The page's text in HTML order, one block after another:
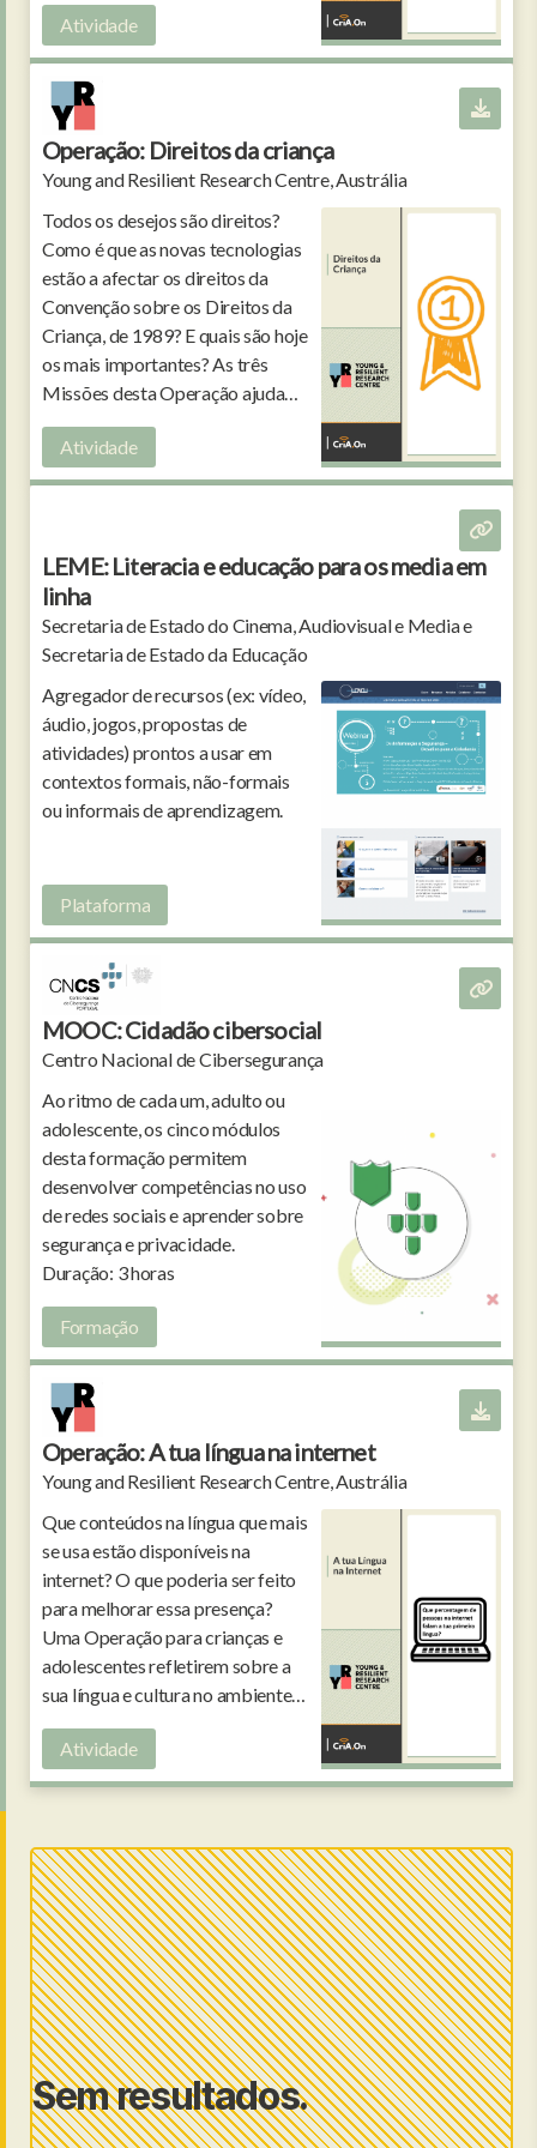
no topo? E quem fica de fora?
Atividade
Operação: Direitos da criança
Young and Resilient Research Centre, Austrália
Todos os desejos são direitos?
Como é que as novas tecnologias
estão a afectar os direitos da
Convenção sobre os Direitos da
Criança, de 1989? E quais são hoje
os mais importantes? As três
Missões desta Operação ajudam
crianças no ambiente digital.
Atividade
LEME: Literacia e educação para os media em
linha
Secretaria de Estado do Cinema, Audiovisual e Media e
Secretaria de Estado da Educação
Agregador de recursos (ex: vídeo,
áudio, jogos, propostas de
atividades) prontos a usar em
contextos formais, não-formais
ou informais de aprendizagem.
Plataforma
MOOC: Cidadão cibersocial
Centro Nacional de Cibersegurança
Ao ritmo de cada um, adulto ou
adolescente, os cinco módulos
desta formação permitem
desenvolver competências no uso
de redes sociais e aprender sobre
segurança e privacidade.
Duração: 3 horas
Formação
Operação: A tua língua na internet
Young and Resilient Research Centre, Austrália
Que conteúdos na língua que mais
se usa estão disponíveis na
internet? O que poderia ser feito
para melhorar essa presença?
Uma Operação para crianças e
adolescentes refletirem sobre a
sua língua e cultura no ambiente
digital.
Atividade
Sem resultados.